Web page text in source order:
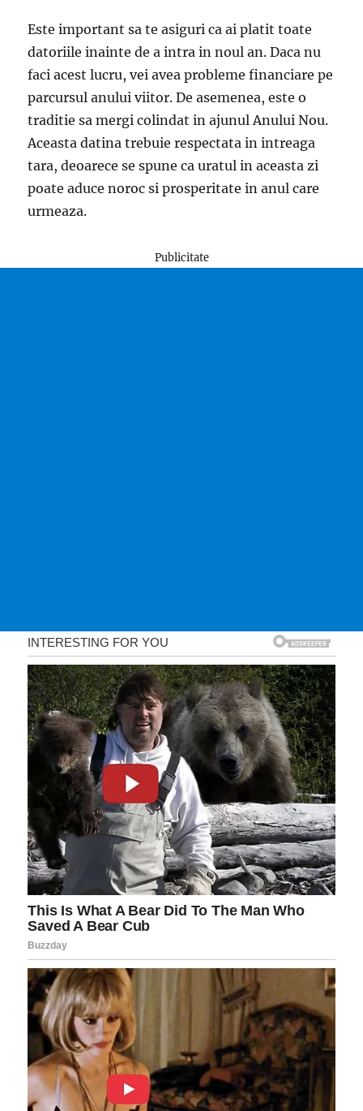
Este important sa te asiguri ca ai platit toate
datoriile inainte de a intra in noul an. Daca nu
faci acest lucru, vei avea probleme financiare pe
parcursul anului viitor. De asemenea, este o
traditie sa mergi colindat in ajunul Anului Nou.
Aceasta datina trebuie respectata in intreaga
tara, deoarece se spune ca uratul in aceasta zi
poate aduce noroc si prosperitate in anul care
urmeaza.
Publicitate